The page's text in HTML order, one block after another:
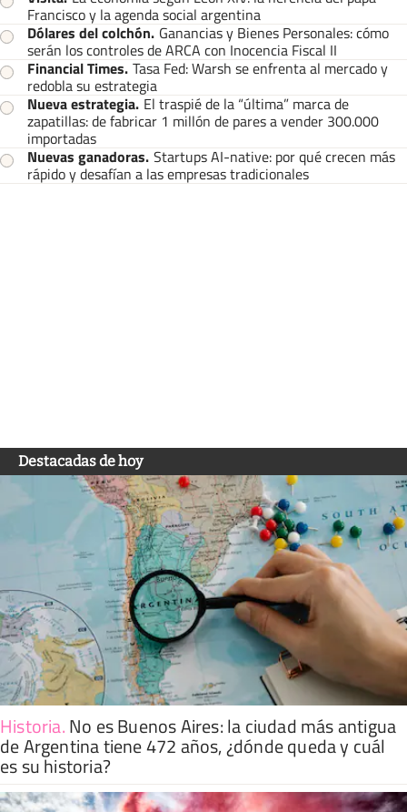
Francisco y la agenda social argentina
Dólares del colchón. Ganancias y Bienes Personales: cómo
serán los controles de ARCA con Inocencia Fiscal II
Financial Times. Tasa Fed: Warsh se enfrenta al mercado y
redobla su estrategia
Nueva estrategia. El traspié de la “última” marca de
zapatillas: de fabricar 1 millón de pares a vender 300.000
importadas
Nuevas ganadoras. Startups AI-native: por qué crecen más
rápido y desafían a las empresas tradicionales
Destacadas de hoy
Historia.No es Buenos Aires: la ciudad más antigua
de Argentina tiene 472 años, ¿dónde queda y cuál
es su historia?